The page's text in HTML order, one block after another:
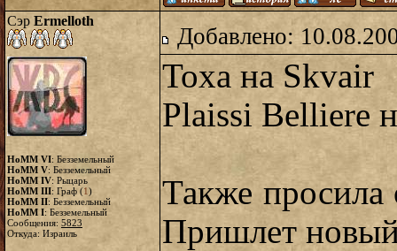
Сэр Ermelloth
HoMM VI: Безземельный
HoMM V: Безземельный
HoMM IV: Рыцарь
HoMM III: Граф (1)
HoMM II: Безземельный
HoMM I: Безземельный
Сообщения: 5823
Откуда: Израиль
Добавлено:
Toxa на Skvair
Plaissi Belliere
Также
Пришлет